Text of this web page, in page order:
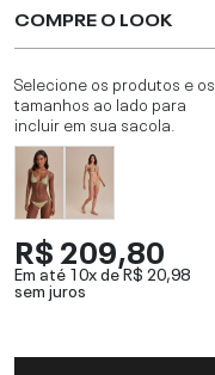
COMPRE O LOOK
Selecione os produtos e os
tamanhos ao lado para
incluir em sua sacola.
R$ 209,80
Em até 10x deR$ 20,98
sem juros